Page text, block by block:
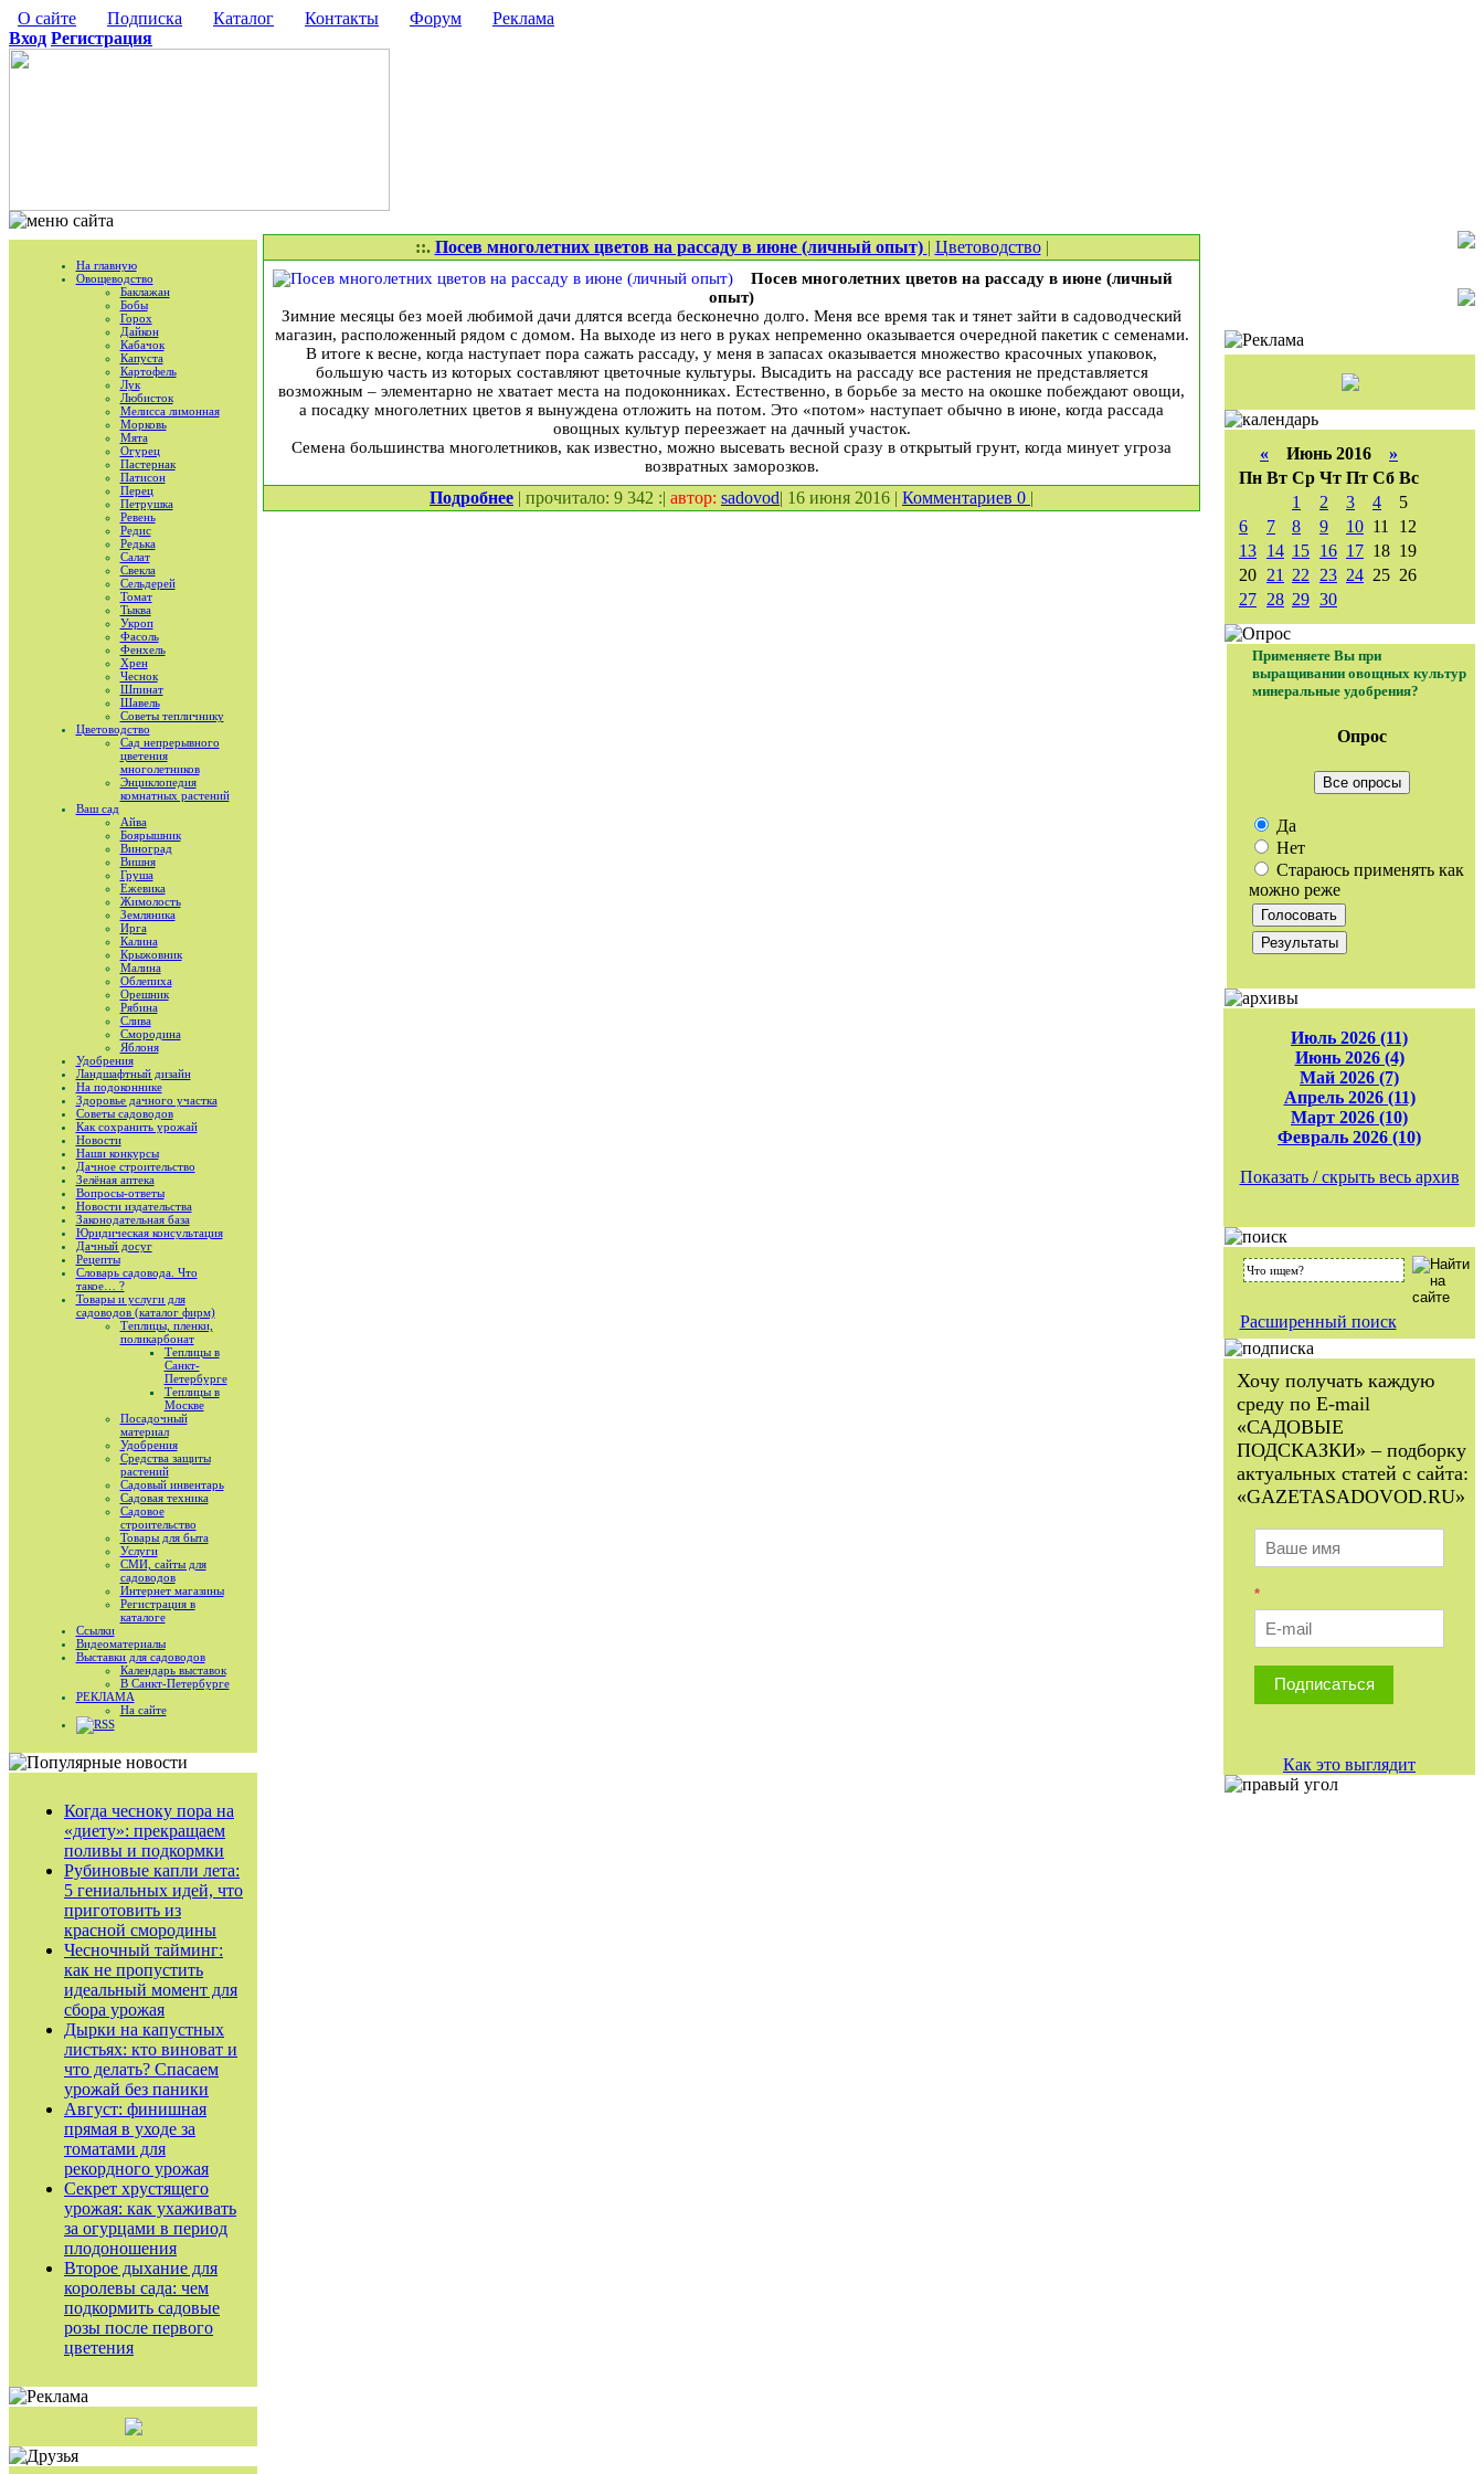
О сайте Подписка Каталог Контакты Форум
Реклама
Вход Регистрация
На главную
Овощеводство
Баклажан
Бобы
Горох
Дайкон
Кабачок
Капуста
Картофель
Лук
Любисток
Мелисса лимонная
Морковь
Мята
Огурец
Пастернак
Патисон
Перец
Петрушка
Ревень
Редис
Редька
Салат
Свекла
Сельдерей
Томат
Тыква
Укроп
Фасоль
Фенхель
Хрен
Чеснок
Шпинат
Шавель
Советы тепличнику
Цветоводство
Сад непрерывного
цветения
многолетников
Энциклопедия
комнатных растений
Ваш сад
Айва
Боярышник
Виноград
Вишня
Груша
Ежевика
Жимолость
Земляника
Ирга
Калина
Крыжовник
Малина
Облепиха
Орешник
Рябина
Слива
Смородина
Яблоня
Удобрения
Ландшафтный дизайн
На подоконнике
Здоровье дачного участка
Советы садоводов
Как сохранить урожай
Новости
Наши конкурсы
Дачное строительство
Зелёная аптека
Вопросы-ответы
Новости издательства
Законодательная база
Юридическая консультация
Дачный досуг
Рецепты
Словарь садовода. Что
такое… ?
Товары и услуги для
садоводов (каталог фирм)
Теплицы, пленки,
поликарбонат
Теплицы в
Санкт-
Петербурге
Теплицы в
Москве
Посадочный
материал
Удобрения
Средства защиты
растений
Садовый инвентарь
Садовая техника
Садовое
строительство
Товары для быта
Услуги
СМИ, сайты для
садоводов
Интернет магазины
Регистрация в
каталоге
Ссылки
Видеоматериалы
Выставки для садоводов
Календарь выставок
В Санкт-Петербурге
РЕКЛАМА
На сайте
RSS
Когда чесноку пора на
«диету»: прекращаем
поливы и подкормки
Рубиновые капли лета:
5 гениальных идей, что
приготовить из
красной смородины
Чесночный тайминг:
как не пропустить
идеальный момент для
сбора урожая
Дырки на капустных
листьях: кто виноват и
что делать? Спасаем
урожай без паники
Август: финишная
прямая в уходе за
томатами для
рекордного урожая
Секрет хрустящего
урожая: как ухаживать
за огурцами в период
плодоношения
Второе дыхание для
королевы сада: чем
подкормить садовые
розы после первого
цветения
::. Посев многолетних цветов на рассаду в июне (личный опыт) | Цветоводство|
Посев многолетних цветов на рассаду в июне (личный
опыт)
Зимние месяцы без моей любимой дачи длятся всегда бесконечно долго. Меня все время так и тянет зайти в садоводческий
магазин, расположенный рядом с домом. На выходе из него в руках непременно оказывается очередной пакетик с семенами.
В итоге к весне, когда наступает пора сажать рассаду, у меня в запасах оказывается множество красочных упаковок,
большую часть из которых составляют цветочные культуры. Высадить на рассаду все растения не представляется
возможным – элементарно не хватает места на подоконниках. Естественно, в борьбе за место на окошке побеждают овощи,
а посадку многолетних цветов я вынуждена отложить на потом. Это «потом» наступает обычно в июне, когда рассада
овощных культур переезжает на дачный участок.
Семена большинства многолетников, как известно, можно высевать весной сразу в открытый грунт, когда минует угроза
возвратных заморозков.
Подробнее | прочитало: 9 342 :| автор: sadovod| 16 июня 2016 | Комментариев 0 |
« Июнь 2016 »
Пн Вт Ср Чт Пт Сб Вс
1
2 3 4
5
6
7 8 9 10 11
12
13 14 15 16 17 18 19
20 21 22 23 24 25 26
27 28 29 30
Применяете Вы при
выращивании овощных культур
минеральные удобрения?
Опрос
Все опросы
Да
Нет
Стараюсь применять как
можно реже
Июль 2026 (11)
Июнь 2026 (4)
Май 2026 (7)
Апрель 2026 (11)
Март 2026 (10)
Февраль 2026 (10)
Показать / скрыть весь архив
Расширенный поиск
Хочу получать каждую
среду по E-mail
«САДОВЫЕ
ПОДСКАЗКИ» – подборку
актуальных статей с сайта:
«GAZETASADOVOD.RU»
*
Подписаться
Как это выглядит